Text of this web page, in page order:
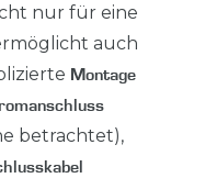
nur für eine
auch
Montage
betrachtet),